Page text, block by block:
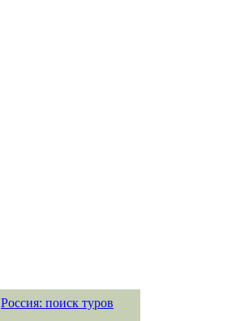
Россия: поиск туров